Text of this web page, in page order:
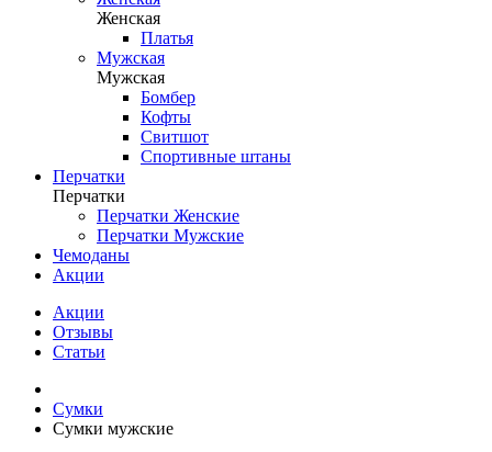
Женская
Платья
Мужская
Мужская
Бомбер
Кофты
Свитшот
Спортивные штаны
Перчатки
Перчатки
Перчатки Женские
Перчатки Мужские
Чемоданы
Акции
Акции
Отзывы
Статьи
Сумки
Сумки мужские